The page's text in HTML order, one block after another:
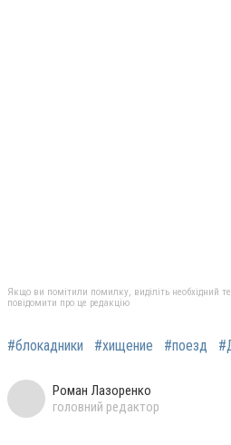
Якщо ви помітили помилку, виділіть необхідний
повідомити про це редакцію
#блокадники #хищение #поезд
Роман Лазоренко
головний редактор